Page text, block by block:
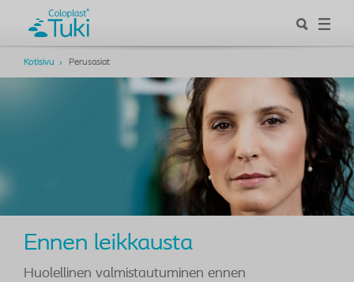
Kotisivu Perusasiat
Ennen leikkausta
Huolellinen valmistautuminen ennen